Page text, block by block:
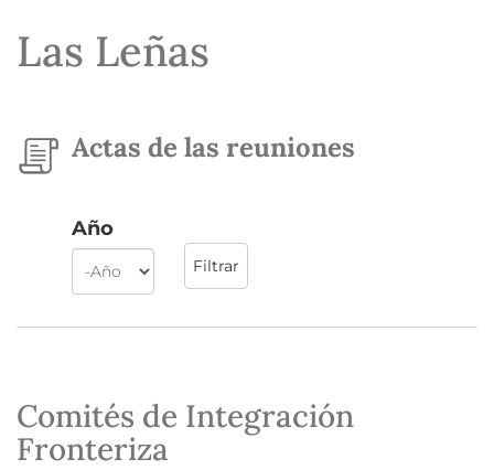
Las Leñas
Actas de las reuniones
Año
Filtrar
Comités de Integración
Fronteriza